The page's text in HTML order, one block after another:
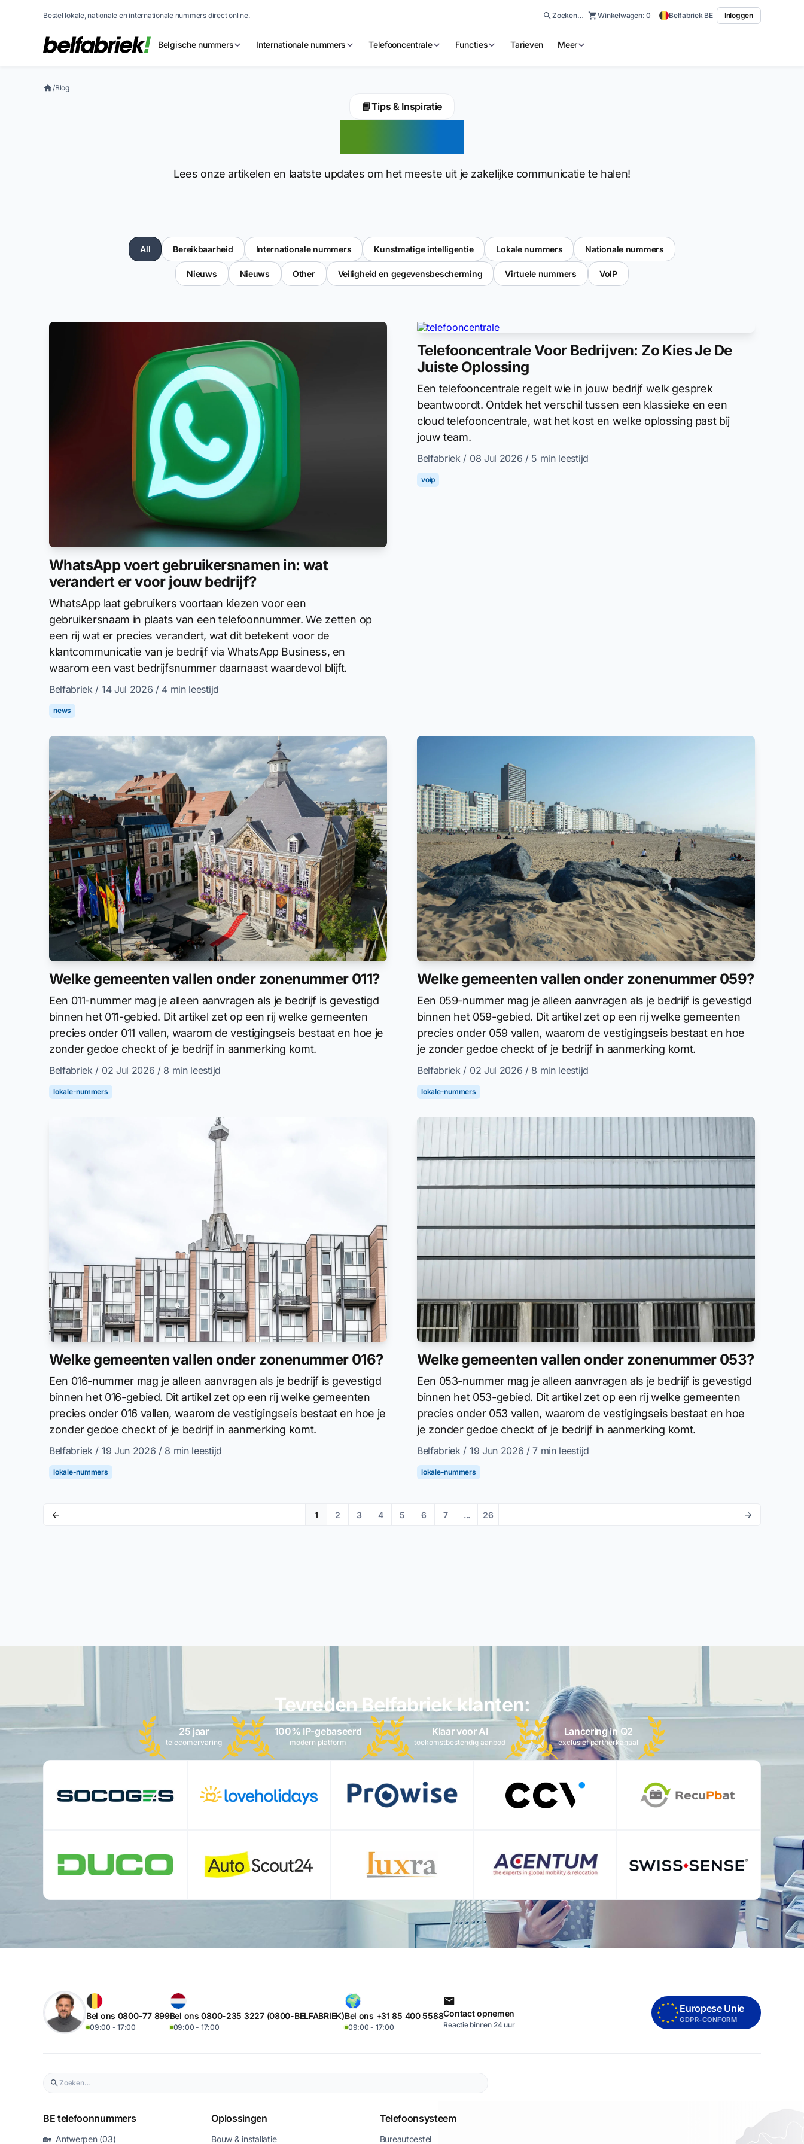
Bestel lokale, nationale en internationale nummers direct online. Zoeken… Winkelwagen:0 Belfabriek BE Inloggen
Belgische nummers Internationale nummers Telefooncentrale Functies Tarieven Meer
/Blog
📘Tips & Inspiratie
Lees onze artikelen en laatste updates om het meeste uit je zakelijke communicatie te halen!
All Bereikbaarheid Internationale nummers Kunstmatige intelligentie Lokale nummers Nationale nummers
Nieuws Nieuws Other Veiligheid en gegevensbescherming Virtuele nummers VoIP
WhatsApp voert gebruikersnamen in: wat
verandert er voor jouw bedrijf?
WhatsApp laat gebruikers voortaan kiezen voor een
gebruikersnaam in plaats van een telefoonnummer. We zetten op
een rij wat er precies verandert, wat dit betekent voor de
klantcommunicatie van je bedrijf via WhatsApp Business, en
waarom een vast bedrijfsnummer daarnaast waardevol blijft.
Belfabriek / 14 Jul 2026 / 4 min leestijd
news
Telefooncentrale Voor Bedrijven: Zo Kies Je De
Juiste Oplossing
Een telefooncentrale regelt wie in jouw bedrijf welk gesprek
beantwoordt. Ontdek het verschil tussen een klassieke en een
cloud telefooncentrale, wat het kost en welke oplossing past bij
jouw team.
Belfabriek / 08 Jul 2026 / 5 min leestijd
voip
Welke gemeenten vallen onder zonenummer 011?
Een 011-nummer mag je alleen aanvragen als je bedrijf is gevestigd
binnen het 011-gebied. Dit artikel zet op een rij welke gemeenten
precies onder 011 vallen, waarom de vestigingseis bestaat en hoe je
zonder gedoe checkt of je bedrijf in aanmerking komt.
Belfabriek / 02 Jul 2026 / 8 min leestijd
lokale-nummers
Welke gemeenten vallen onder zonenummer 059?
Een 059-nummer mag je alleen aanvragen als je bedrijf is gevestigd
binnen het 059-gebied. Dit artikel zet op een rij welke gemeenten
precies onder 059 vallen, waarom de vestigingseis bestaat en hoe
je zonder gedoe checkt of je bedrijf in aanmerking komt.
Belfabriek / 02 Jul 2026 / 8 min leestijd
lokale-nummers
Welke gemeenten vallen onder zonenummer 016?
Een 016-nummer mag je alleen aanvragen als je bedrijf is gevestigd
binnen het 016-gebied. Dit artikel zet op een rij welke gemeenten
precies onder 016 vallen, waarom de vestigingseis bestaat en hoe je
zonder gedoe checkt of je bedrijf in aanmerking komt.
Belfabriek / 19 Jun 2026 / 8 min leestijd
lokale-nummers
Welke gemeenten vallen onder zonenummer 053?
Een 053-nummer mag je alleen aanvragen als je bedrijf is gevestigd
binnen het 053-gebied. Dit artikel zet op een rij welke gemeenten
precies onder 053 vallen, waarom de vestigingseis bestaat en hoe
je zonder gedoe checkt of je bedrijf in aanmerking komt.
Belfabriek / 19 Jun 2026 / 7 min leestijd
lokale-nummers
1 2 3 4 5 6 7 ... 26
Tevreden Belfabriek klanten:
25 jaar
telecomervaring
100% IP-gebaseerd
modern platform
Klaar voor AI
toekomstbestendig aanbod
Lancering in Q2
exclusief partnerkanaal
Bel ons 0800-77 899
09:00 - 17:00
Bel ons 0800-235 3227 (0800-BELFABRIEK)
09:00 - 17:00
Bel ons +31 85 400 5588
09:00 - 17:00
Contact opnemen
Reactie binnen 24 uur
Europese Unie
GDPR-CONFORM
BE telefoonnummers
🏡 Antwerpen (03)
Oplossingen
Bouw & installatie
Telefoonsysteem
Bureautoestel